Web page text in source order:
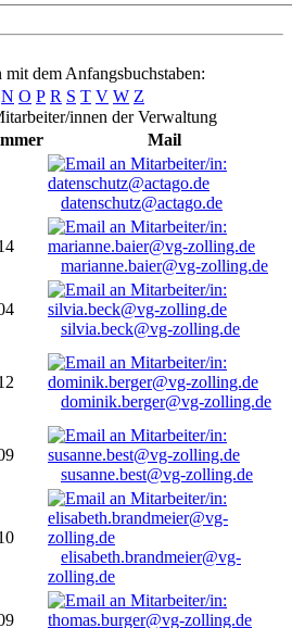
dem Anfangsbuchstaben:
N O P R S T V W Z
innen der Verwaltung
Mail
datenschutz@actago.de
marianne.baier@vg-zolling.de
silvia.beck@vg-zolling.de
dominik.berger@vg-zolling.de
susanne.best@vg-zolling.de
elisabeth.brandmeier@vg-
zolling.de